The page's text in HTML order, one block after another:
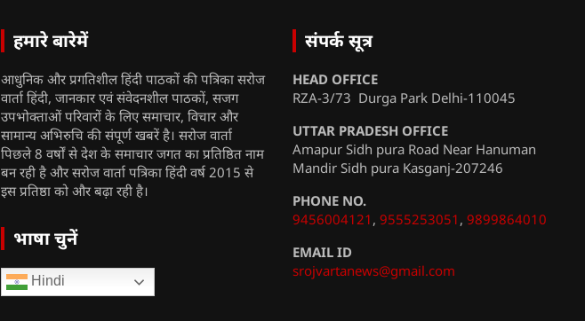
हमारे बारेमें
आधुनिक और प्रगतिशील हिंदी पाठकों की पत्रिका सरोज
वार्ता हिंदी, जानकार एवं संवेदनशील पाठकों, सजग
उपभोक्ताओं परिवारों के लिए समाचार, विचार और
सामान्य अभिरुचि की संपूर्ण खबरें है। सरोज वार्ता
पिछले 8 वर्षों से देश के समाचार जगत का प्रतिष्ठित नाम
बन रही है और सरोज वार्ता पत्रिका हिंदी वर्ष 2015 से
इस प्रतिष्ठा को और बढ़ा रही है।
भाषा चुनें
Hindi
संपर्क सूत्र
HEAD OFFICE
RZA-3/73 Durga Park Delhi-110045
UTTAR PRADESH OFFICE
Amapur Sidh pura Road Near Hanuman
Mandir Sidh pura Kasganj-207246
PHONE NO.
9456004121 , 9555253051 , 9899864010
EMAIL ID
srojvartanews@gmail.com